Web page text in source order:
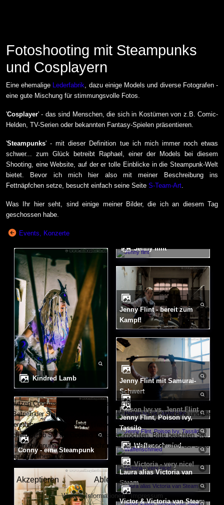
Fotoshooting mit Steampunks
und Cosplayern
Eine ehemalige Lederfabrik, dazu einige Models und diverse Fotografen -
eine gute Mischung für stimmungsvolle Fotos.
'Cosplayer' - das sind Menschen, die sich in Kostümen von z.B. Comic-
Helden, TV-Serien oder bekannten Fantasy-Spielen präsentieren.
'Steampunks' - mit dieser Definition tue ich mich immer noch etwas
schwer... zum Glück betreibt Raphael, einer der Models bei diesem
Shooting, eine Website, auf der er tolle Einblicke in die Steampunk-Welt
bietet. Bevor ich mich hier also mit meiner Beschreibung ins
Fettnäpfchen setze, besucht einfach seine Seite S-Team-Art.
Was Ihr hier seht, sind einige meiner Bilder, die ich an diesem Tag
geschossen habe.
Events, Konzerte
Kindred Lamb
Conny - eine Steampunk
Jenny flint
Jenny Flint - bereit zum
Kampf!
Jenny Flint mit Samurai-
Schwert
Poison Ivy vs. Jennt Flint
Jenny Flint, Poison Ivy,
Tassilo
Waffenschmied
Victoria - very nice!
Laura alias Victoria van
Steam
Victor & Victoria van Steam
Wir nutzen Cookies auf unserer Website. Einige von ihnen sind essenziell für
den Betrieb der Seite, während andere uns helfen, diese Website und die
Nutzererfahrung zu verbessern (Tracking Cookies). Sie können selbst
entscheiden, ob Sie die Cookies zulassen möchten. Bitte beachten Sie, dass
bei einer Ablehnung womöglich nicht mehr alle Funktionalitäten der Seite zur
Verfügung stehen.
Akzeptieren Ablehnen
Weitere Informationen|Impressum